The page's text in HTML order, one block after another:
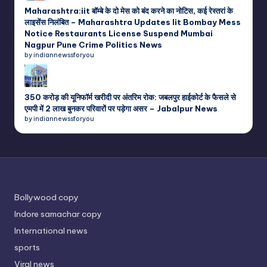
Maharashtra:iit बॉम्बे के दो मेस को बंद करने का नोटिस, कई रेस्तरां के
लाइसेंस निलंबित – Maharashtra Updates Iit Bombay Mess
Notice Restaurants License Suspend Mumbai
Nagpur Pune Crime Politics News
by indiannewssforyou
350 करोड़ की यूनिफॉर्म खरीदी पर अंतरिम रोक: जबलपुर हाईकोर्ट के फैसले से
एमपी में 2 लाख बुनकर परिवारों पर पड़ेगा असर – Jabalpur News
by indiannewssforyou
Bollywood copy
Indore samachar copy
International news
sports
Viral news